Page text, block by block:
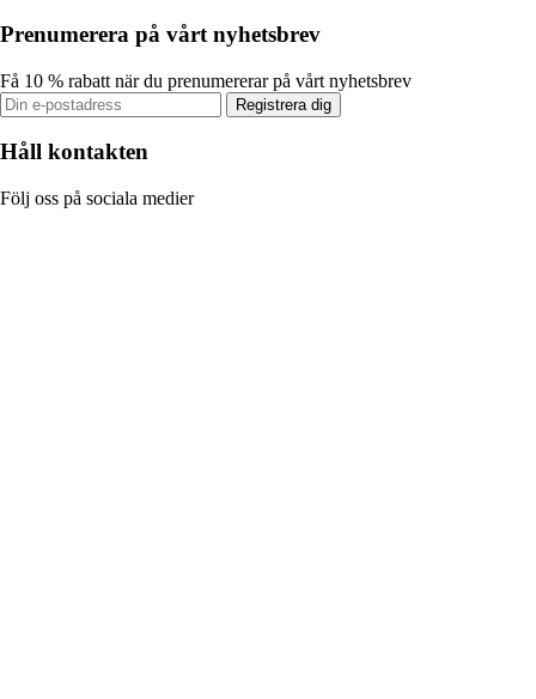
Prenumerera på vårt nyhetsbrev
Få 10 % rabatt när du prenumererar på vårt nyhetsbrev
Registrera dig
Håll kontakten
Följ oss på sociala medier